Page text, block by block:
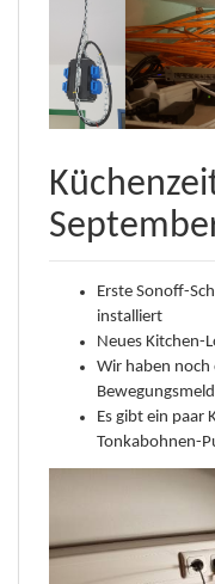
Erste Sonoff-
installiert
Neues Kitchen-
Wir haben noch
Es gibt ein paar
Tonkabohnen-